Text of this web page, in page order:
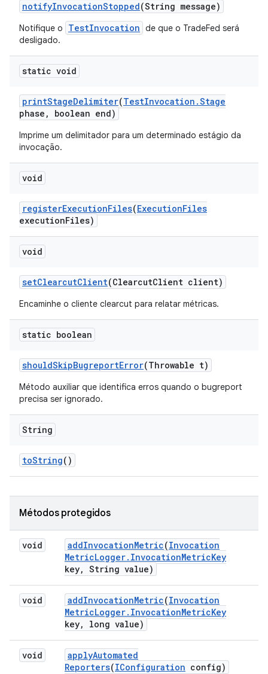
notifyInvocationStopped(String message)
Notifique o TestInvocation de que o TradeFed será
desligado.
static void
printStageDelimiter(TestInvocation .Stage
phase , boolean end)
Imprime um delimitador para um determinado estágio da
invocação.
void
registerExecutionFiles(ExecutionFiles
executionFiles)
void
setClearcutClient(ClearcutClient client)
Encaminhe o cliente clearcut para relatar métricas.
static boolean
shouldSkipBugreportError(Throwable t)
Método auxiliar que identifica erros quando o bugreport
precisa ser ignorado.
String
toString()
Métodos protegidos
void addInvocationMetric(Invocation
MetricLogger. InvocationMetricKey
key, String value)
void addInvocationMetric(Invocation
MetricLogger. InvocationMetricKey
key, long value)
void applyAutomated
Reporters(IConfiguration config)